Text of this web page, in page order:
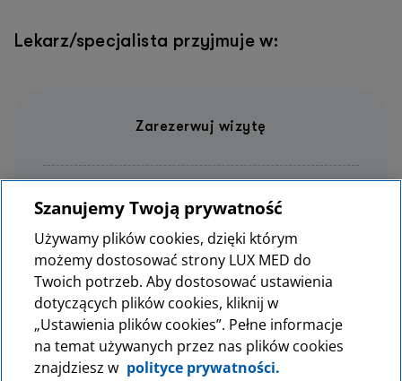
Lekarz/specjalista przyjmuje w:
Zarezerwuj wizytę
LUX MED Szpital Poznań
MedPolonia Grupa LUX MED
Dokumenty prawne
Szanujemy Twoją prywatność
Używamy plików cookies, dzięki którym
możemy dostosować strony LUX MED do
Twoich potrzeb. Aby dostosować ustawienia
dotyczących plików cookies, kliknij w
„Ustawienia plików cookies”. Pełne informacje
na temat używanych przez nas plików cookies
znajdziesz w polityce prywatności.